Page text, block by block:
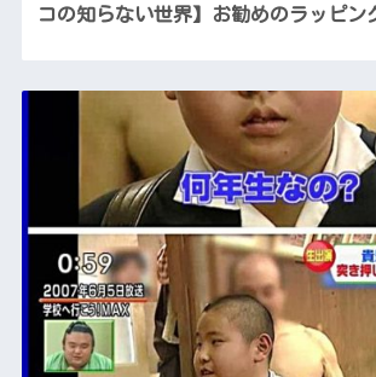
コの知らない世界】お勧めのラッピン